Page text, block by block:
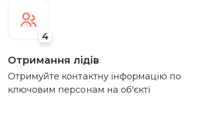
Отримання лідів
Отримуйте контактну інформацію по
ключовим персонам на об'єкті